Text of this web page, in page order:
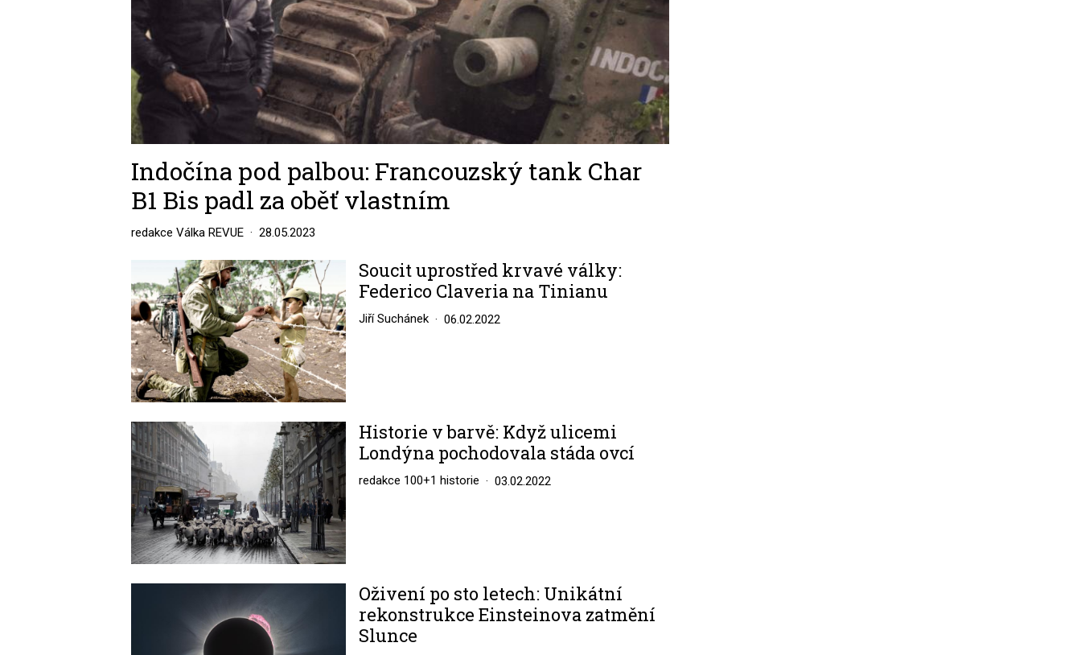
Indočína pod palbou: Francouzský tank Char
B1 Bis padl za oběť vlastním
redakce Válka REVUE 28.05.2023
Soucit uprostřed krvavé války:
Federico Claveria na Tinianu
Jiří Suchánek 06.02.2022
Image
Historie v barvě: Když ulicemi
Londýna pochodovala stáda ovcí
redakce 100+1 historie 03.02.2022
Oživení po sto letech: Unikátní
rekonstrukce Einsteinova zatmění
Slunce